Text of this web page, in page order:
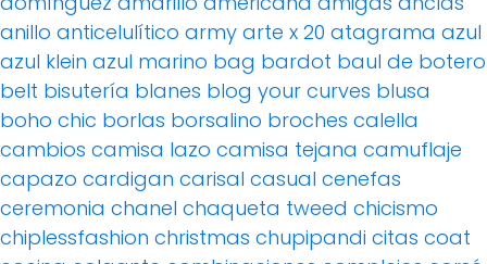
anillo anticelulítico army arte x 20 atagrama azul
azul klein azul marino bag bardot baul de botero
belt bisutería blanes blog your curves blusa
boho chic borlas borsalino broches calella
cambios camisa lazo camisa tejana camuflaje
capazo cardigan carisal casual cenefas
ceremonia chanel chaqueta tweed chicismo
chiplessfashion christmas chupipandi citas coat